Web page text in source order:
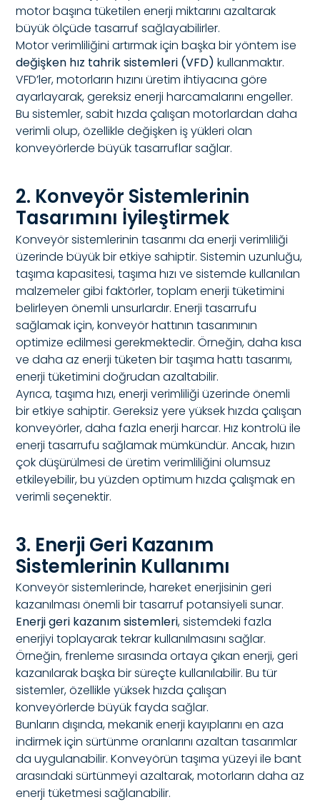
motor başına tüketilen enerji miktarını azaltarak
büyük ölçüde tasarruf sağlayabilirler.
Motor verimliliğini artırmak için başka bir yöntem ise
değişken hız tahrik sistemleri (VFD) kullanmaktır.
VFD’ler, motorların hızını üretim ihtiyacına göre
ayarlayarak, gereksiz enerji harcamalarını engeller.
Bu sistemler, sabit hızda çalışan motorlardan daha
verimli olup, özellikle değişken iş yükleri olan
konveyörlerde büyük tasarruflar sağlar.
2. Konveyör Sistemlerinin
Tasarımını İyileştirmek
Konveyör sistemlerinin tasarımı da enerji verimliliği
üzerinde büyük bir etkiye sahiptir. Sistemin uzunluğu,
taşıma kapasitesi, taşıma hızı ve sistemde kullanılan
malzemeler gibi faktörler, toplam enerji tüketimini
belirleyen önemli unsurlardır. Enerji tasarrufu
sağlamak için, konveyör hattının tasarımının
optimize edilmesi gerekmektedir. Örneğin, daha kısa
ve daha az enerji tüketen bir taşıma hattı tasarımı,
enerji tüketimini doğrudan azaltabilir.
Ayrıca, taşıma hızı, enerji verimliliği üzerinde önemli
bir etkiye sahiptir. Gereksiz yere yüksek hızda çalışan
konveyörler, daha fazla enerji harcar. Hız kontrolü ile
enerji tasarrufu sağlamak mümkündür. Ancak, hızın
çok düşürülmesi de üretim verimliliğini olumsuz
etkileyebilir, bu yüzden optimum hızda çalışmak en
verimli seçenektir.
3. Enerji Geri Kazanım
Sistemlerinin Kullanımı
Konveyör sistemlerinde, hareket enerjisinin geri
kazanılması önemli bir tasarruf potansiyeli sunar.
Enerji geri kazanım sistemleri, sistemdeki fazla
enerjiyi toplayarak tekrar kullanılmasını sağlar.
Örneğin, frenleme sırasında ortaya çıkan enerji, geri
kazanılarak başka bir süreçte kullanılabilir. Bu tür
sistemler, özellikle yüksek hızda çalışan
konveyörlerde büyük fayda sağlar.
Bunların dışında, mekanik enerji kayıplarını en aza
indirmek için sürtünme oranlarını azaltan tasarımlar
da uygulanabilir. Konveyörün taşıma yüzeyi ile bant
arasındaki sürtünmeyi azaltarak, motorların daha az
enerji tüketmesi sağlanabilir.